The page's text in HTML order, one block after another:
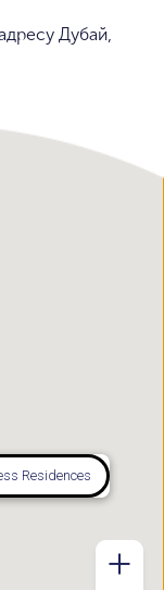
Дубай,
Residences